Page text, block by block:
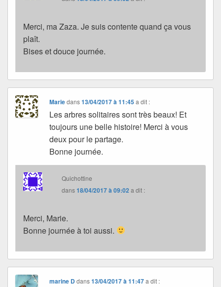
Merci, ma Zaza. Je suis contente quand ça vous
plaît.
Bises et douce journée.
Mariedans13/04/2017 à 11:45 a dit :
Les arbres solitaires sont très beaux! Et
toujours une belle histoire! Merci à vous
deux pour le partage.
Bonne journée.
Quichottine
dans18/04/2017 à 09:02 a dit :
Merci, Marie.
Bonne journée à toi aussi.
marine Ddans13/04/2017 à 11:47 a dit :